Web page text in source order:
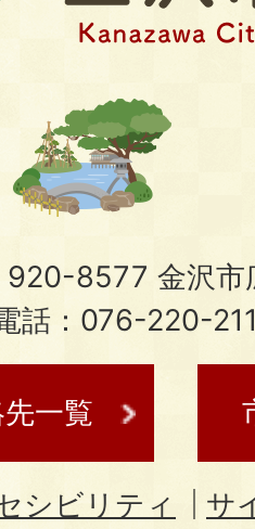
920-8577 金沢市
話：076-220-
一覧
シビリティ
サ